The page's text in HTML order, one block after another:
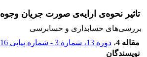
تاثیر نحوه‌ی ارایه‌ی صورت جریان
بررسی‏‌های حسابداری و حسابرسی
مقاله 4
، دوره 13، شماره 3 - شماره پیاپی 1716
نویسندگان